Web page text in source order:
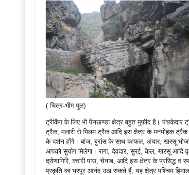
( चित्र-भीम पुल)
ट्रैकिंग के लिए भी पैनखण्डा क्षेत्र बहुत मुफीद है। पंचकेदार
ट्रैक, मलारी से मिलम ट्रैक आदि इस क्षेत्र के मनमोहक
के दर्शन होंगे। बांज, बुरांस के साथ काफल, अंयार, खरसू
आपको सुयोग मिलेगा। रागा, देवदार, सुरई, कैल, खरसू आदि
द्रोणागिरि, क्वांरी पास, चेनाब, आदि इस क्षेत्र के प्रसिद्ध
प्रकृति का भरपूर आनंद उठा सकते हैं, यह क्षेत्र पश्चिम